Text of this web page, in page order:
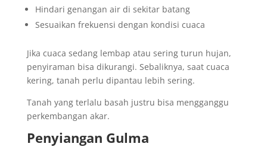
Hindari genangan air di sekitar batang
Sesuaikan frekuensi dengan kondisi cuaca
Jika cuaca sedang lembap atau sering turun hujan,
penyiraman bisa dikurangi. Sebaliknya, saat cuaca
kering, tanah perlu dipantau lebih sering.
Tanah yang terlalu basah justru bisa mengganggu
perkembangan akar.
Penyiangan Gulma